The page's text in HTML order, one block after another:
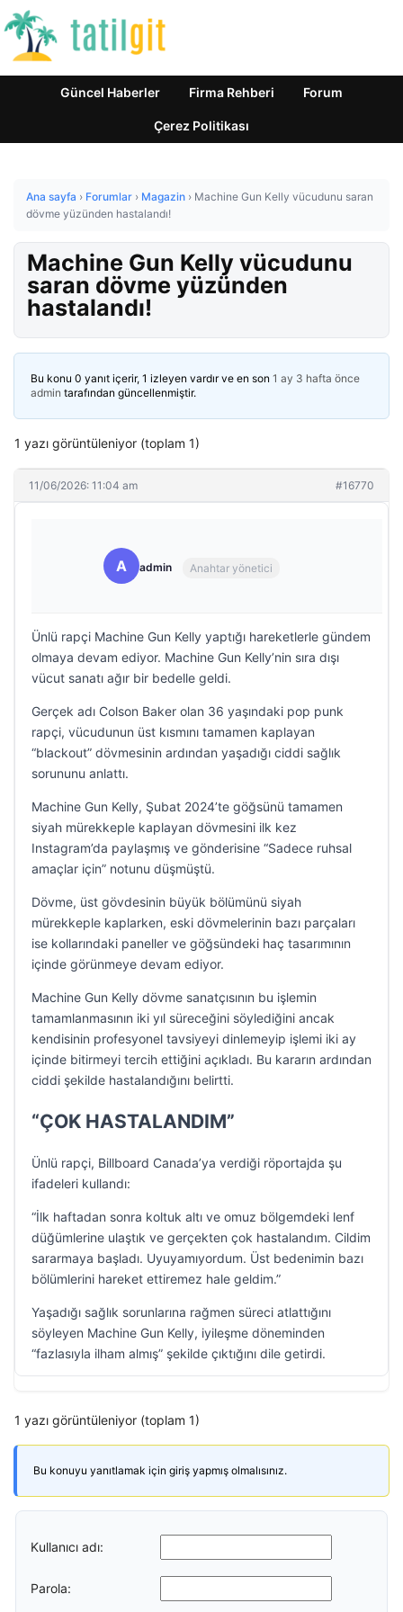
Güncel Haberler Firma Rehberi Forum
Çerez Politikası
Ana sayfa › Forumlar › Magazin › Machine Gun Kelly vücudunu saran
dövme yüzünden hastalandı!
Machine Gun Kelly vücudunu
saran dövme yüzünden
hastalandı!
Bu konu 0 yanıt içerir, 1 izleyen vardır ve en son 1 ay 3 hafta önce
admin tarafından güncellenmiştir.
1 yazı görüntüleniyor (toplam 1)
11/06/2026: 11:04 am #16770
A admin Anahtar yönetici
Ünlü rapçi Machine Gun Kelly yaptığı hareketlerle gündem
olmaya devam ediyor. Machine Gun Kelly’nin sıra dışı
vücut sanatı ağır bir bedelle geldi.
Gerçek adı Colson Baker olan 36 yaşındaki pop punk
rapçi, vücudunun üst kısmını tamamen kaplayan
“blackout” dövmesinin ardından yaşadığı ciddi sağlık
sorununu anlattı.
Machine Gun Kelly, Şubat 2024’te göğsünü tamamen
siyah mürekkeple kaplayan dövmesini ilk kez
Instagram’da paylaşmış ve gönderisine “Sadece ruhsal
amaçlar için” notunu düşmüştü.
Dövme, üst gövdesinin büyük bölümünü siyah
mürekkeple kaplarken, eski dövmelerinin bazı parçaları
ise kollarındaki paneller ve göğsündeki haç tasarımının
içinde görünmeye devam ediyor.
Machine Gun Kelly dövme sanatçısının bu işlemin
tamamlanmasının iki yıl süreceğini söylediğini ancak
kendisinin profesyonel tavsiyeyi dinlemeyip işlemi iki ay
içinde bitirmeyi tercih ettiğini açıkladı. Bu kararın ardından
ciddi şekilde hastalandığını belirtti.
“ÇOK HASTALANDIM”
Ünlü rapçi, Billboard Canada’ya verdiği röportajda şu
ifadeleri kullandı:
“İlk haftadan sonra koltuk altı ve omuz bölgemdeki lenf
düğümlerine ulaştık ve gerçekten çok hastalandım. Cildim
sararmaya başladı. Uyuyamıyordum. Üst bedenimin bazı
bölümlerini hareket ettiremez hale geldim.”
Yaşadığı sağlık sorunlarına rağmen süreci atlattığını
söyleyen Machine Gun Kelly, iyileşme döneminden
“fazlasıyla ilham almış” şekilde çıktığını dile getirdi.
1 yazı görüntüleniyor (toplam 1)
Bu konuyu yanıtlamak için giriş yapmış olmalısınız.
Kullanıcı adı:
Parola: